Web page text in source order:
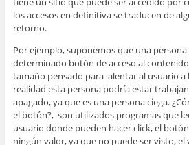
los accesos en definitiva se traducen de
retorno.
Por ejemplo, suponemos que una
determinado botón de acceso al
tamaño pensado para alentar al usuario a
realidad esta persona podría estar
apagado, ya que es una persona ciega.
el botón?, son utilizados programas que
usuario donde pueden hacer click, el
ningún valor, ya que no puede ser visto, el